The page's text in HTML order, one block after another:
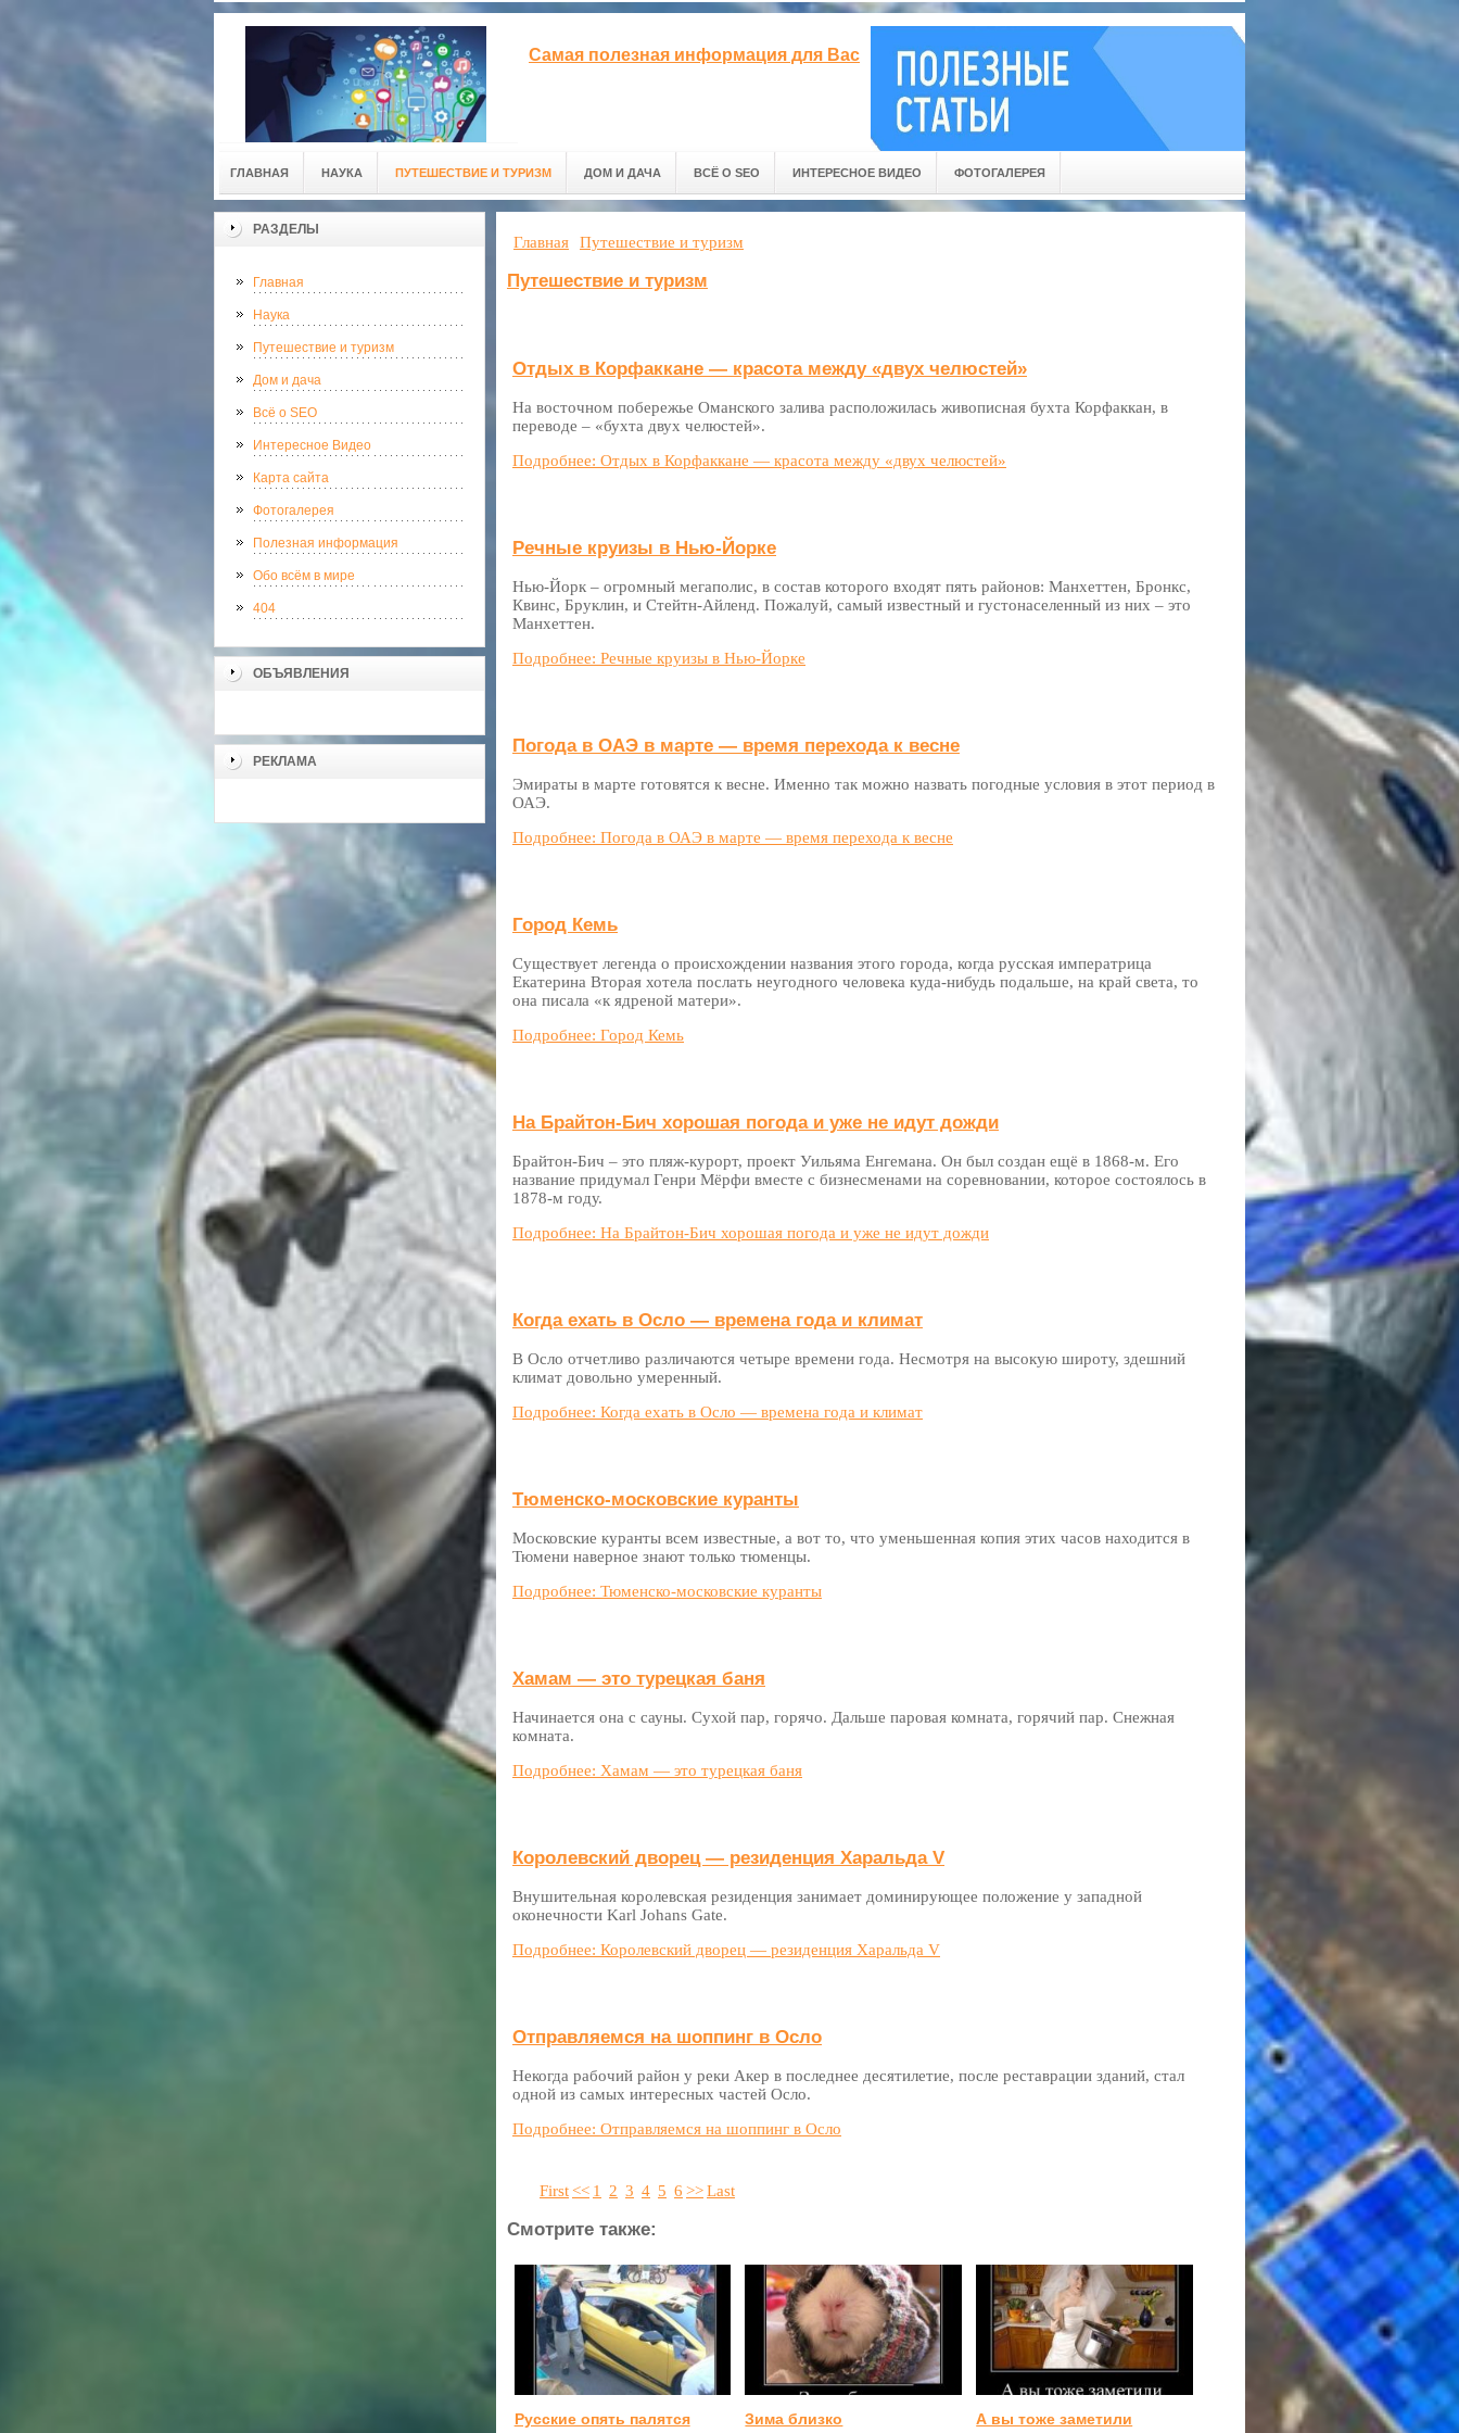
Самая полезная информация для Вас
ГЛАВНАЯ НАУКА ПУТЕШЕСТВИЕ И ТУРИЗМ ДОМ И ДАЧА ВСЁ О SEO ИНТЕРЕСНОЕ ВИДЕО ФОТОГАЛЕРЕЯ
РАЗДЕЛЫ
Главная
Наука
Путешествие и туризм
Дом и дача
Всё о SEO
Интересное Видео
Карта сайта
Фотогалерея
Полезная информация
Обо всём в мире
404
ОБЪЯВЛЕНИЯ
РЕКЛАМА
Главная Путешествие и туризм
Путешествие и туризм
Отдых в Корфаккане — красота между «двух челюстей»
На восточном побережье Оманского залива расположилась живописная бухта Корфаккан, в
переводе – «бухта двух челюстей».
Подробнее: Отдых в Корфаккане — красота между «двух челюстей»
Речные круизы в Нью-Йорке
Нью-Йорк – огромный мегаполис, в состав которого входят пять районов: Манхеттен, Бронкс,
Квинс, Бруклин, и Стейтн-Айленд. Пожалуй, самый известный и густонаселенный из них – это
Манхеттен.
Подробнее: Речные круизы в Нью-Йорке
Погода в ОАЭ в марте — время перехода к весне
Эмираты в марте готовятся к весне. Именно так можно назвать погодные условия в этот период в
ОАЭ.
Подробнее: Погода в ОАЭ в марте — время перехода к весне
Город Кемь
Существует легенда о происхождении названия этого города, когда русская императрица
Екатерина Вторая хотела послать неугодного человека куда-нибудь подальше, на край света, то
она писала «к ядреной матери».
Подробнее: Город Кемь
На Брайтон-Бич хорошая погода и уже не идут дожди
Брайтон-Бич – это пляж-курорт, проект Уильяма Енгемана. Он был создан ещё в 1868-м. Его
название придумал Генри Мёрфи вместе с бизнесменами на соревновании, которое состоялось в
1878-м году.
Подробнее: На Брайтон-Бич хорошая погода и уже не идут дожди
Когда ехать в Осло — времена года и климат
В Осло отчетливо различаются четыре времени года. Несмотря на высокую широту, здешний
климат довольно умеренный.
Подробнее: Когда ехать в Осло — времена года и климат
Тюменско-московские куранты
Московские куранты всем известные, а вот то, что уменьшенная копия этих часов находится в
Тюмени наверное знают только тюменцы.
Подробнее: Тюменско-московские куранты
Хамам — это турецкая баня
Начинается она с сауны. Сухой пар, горячо. Дальше паровая комната, горячий пар. Снежная
комната.
Подробнее: Хамам — это турецкая баня
Королевский дворец — резиденция Харальда V
Внушительная королевская резиденция занимает доминирующее положение у западной
оконечности Karl Johans Gate.
Подробнее: Королевский дворец — резиденция Харальда V
Отправляемся на шоппинг в Осло
Некогда рабочий район у реки Акер в последнее десятилетие, после реставрации зданий, стал
одной из самых интересных частей Осло.
Подробнее: Отправляемся на шоппинг в Осло
First<< 1 2 3 4 5 6 >>Last
Смотрите также:
Русские опять палятся Зима близко А вы тоже заметили